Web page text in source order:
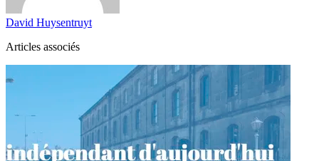
David Huysentruyt
Articles associés